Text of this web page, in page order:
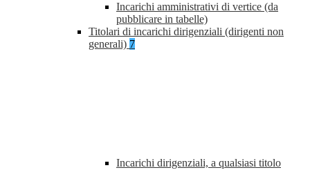
Incarichi amministrativi di vertice (da
pubblicare in tabelle)
Titolari di incarichi dirigenziali (dirigenti non
generali) 7
Incarichi dirigenziali, a qualsiasi titolo